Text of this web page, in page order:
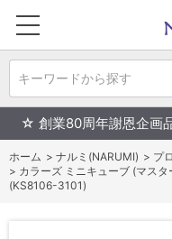
キーワードから探す
☆ 創業80周年謝恩企画
ホーム > ナルミ(NARUMI) > プ
> カラーズ ミニキューブ (マス
(KS8106-3101)